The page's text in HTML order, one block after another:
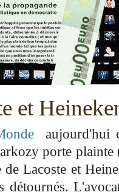
et
aujourd'hui
porte
de Lacoste et
détournés.